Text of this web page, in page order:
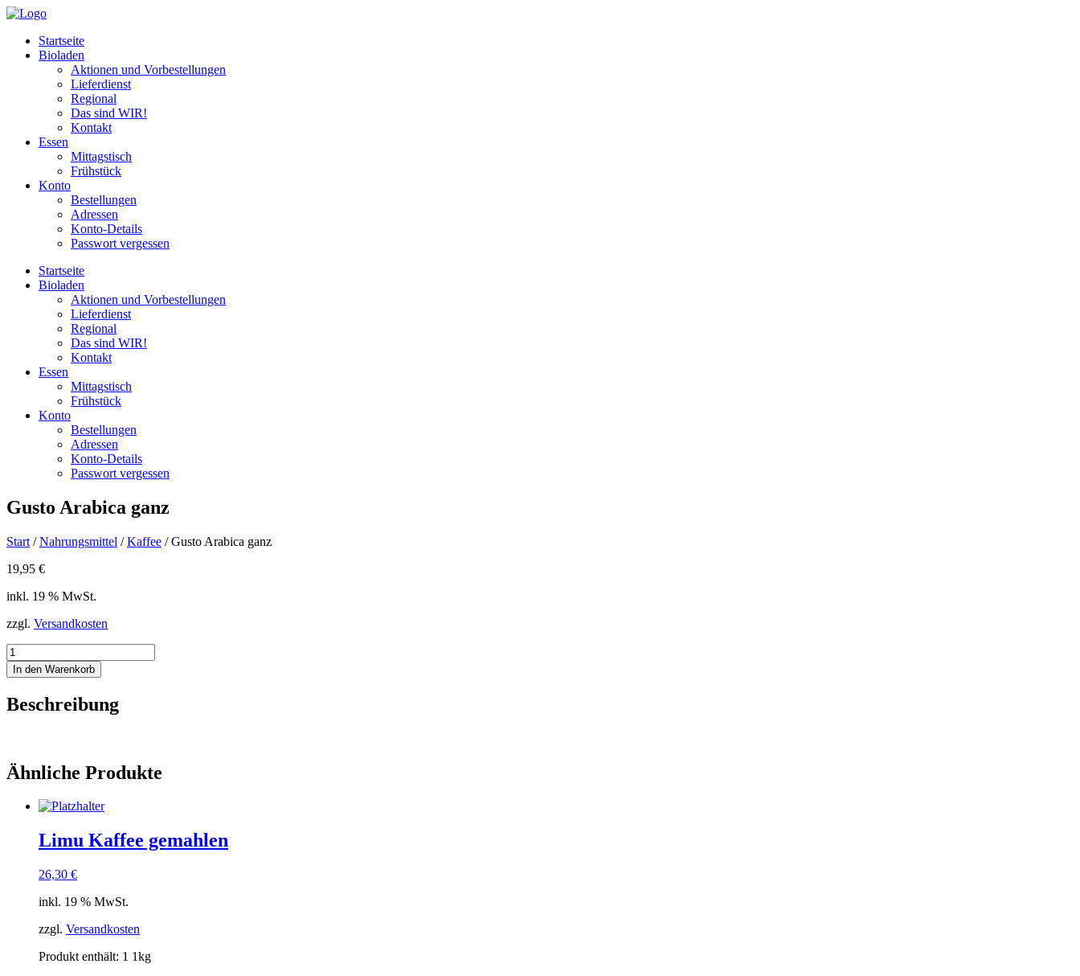
Zum
wechselnStartseite
Bioladen
Aktionen und Vorbestellungen
Lieferdienst
Regional
Das sind WIR!
Kontakt
Essen
Mittagstisch
Frühstück
Konto
Bestellungen
Adressen
Konto-Details
Passwort vergessen
Startseite
Bioladen
Aktionen und Vorbestellungen
Lieferdienst
Regional
Das sind WIR!
Kontakt
Essen
Mittagstisch
Frühstück
Konto
Bestellungen
Adressen
Konto-Details
Passwort vergessen
Gusto Arabica ganz
Start /Nahrungsmittel /Kaffee / Gusto Arabica ganz
19,95 €
inkl. 19 % MwSt.
zzgl. Versandkosten
Gusto
Arabica
ganz
In den Warenkorb
Beschreibung
Ähnliche Produkte
Limu Kaffee gemahlen
26,30 €
inkl. 19 % MwSt.
zzgl. Versandkosten
Produkt enthält: 1 1kg